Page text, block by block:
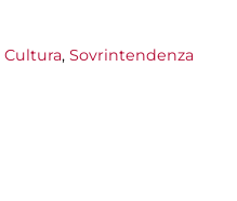
Cultura, Sovrintendenza